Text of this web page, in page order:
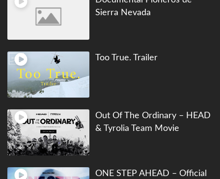
Sierra Nevada
Too True. Trailer
Out Of The Ordinary – HEAD
& Tyrolia Team Movie
ONE STEP AHEAD – Official